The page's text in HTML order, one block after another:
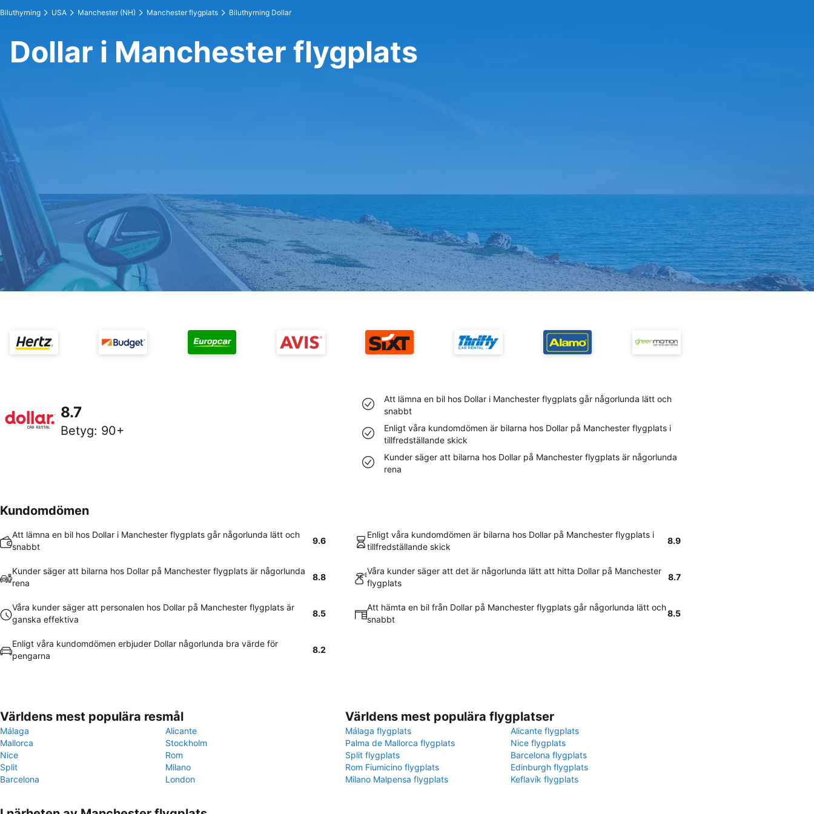
Biluthyrning USA Manchester (NH) Manchester flygplats Biluthyrning Dollar
Dollar i Manchester flygplats
8.7
Betyg: 90+
Att lämna en bil hos Dollar i Manchester flygplats går någorlunda lätt och
snabbt
Enligt våra kundomdömen är bilarna hos Dollar på Manchester flygplats i
tillfredställande skick
Kunder säger att bilarna hos Dollar på Manchester flygplats är någorlunda
rena
Kundomdömen
Att lämna en bil hos Dollar i Manchester flygplats går någorlunda lätt och
snabbt
9.6
Enligt våra kundomdömen är bilarna hos Dollar på Manchester flygplats i
tillfredställande skick
8.9
Kunder säger att bilarna hos Dollar på Manchester flygplats är någorlunda
rena
8.8
Våra kunder säger att det är någorlunda lätt att hitta Dollar på Manchester
flygplats
8.7
Våra kunder säger att personalen hos Dollar på Manchester flygplats är
ganska effektiva
8.5
Att hämta en bil från Dollar på Manchester flygplats går någorlunda lätt och
snabbt
8.5
Enligt våra kundomdömen erbjuder Dollar någorlunda bra värde för
pengarna
8.2
Världens mest populära resmål
Málaga
Alicante
Mallorca
Stockholm
Nice
Rom
Split
Milano
Barcelona
London
Världens mest populära flygplatser
Málaga flygplats
Alicante flygplats
Palma de Mallorca flygplats
Nice flygplats
Split flygplats
Barcelona flygplats
Rom Fiumicino flygplats
Edinburgh flygplats
Milano Malpensa flygplats
Keflavík flygplats